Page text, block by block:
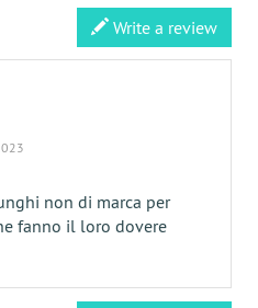
Write a review
non di marca per
fanno il loro dovere